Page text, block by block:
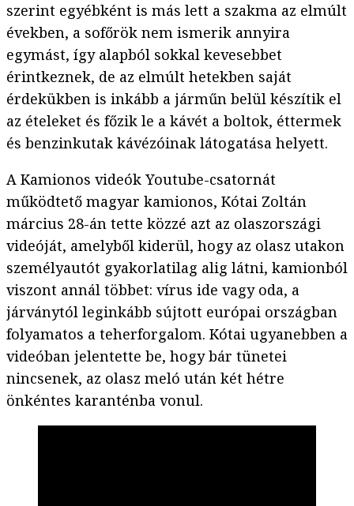
szerint egyébként is más lett a szakma az elmúlt
években, a sofőrök nem ismerik annyira
egymást, így alapból sokkal kevesebbet
érintkeznek, de az elmúlt hetekben saját
érdekükben is inkább a járműn belül készítik el
az ételeket és főzik le a kávét a boltok, éttermek
és benzinkutak kávézóinak látogatása helyett.
A Kamionos videók Youtube-csatornát
működtető magyar kamionos, Kótai Zoltán
március 28-án tette közzé azt az olaszországi
videóját, amelyből kiderül, hogy az olasz utakon
személyautót gyakorlatilag alig látni, kamionból
viszont annál többet: vírus ide vagy oda, a
járványtól leginkább sújtott európai országban
folyamatos a teherforgalom. Kótai ugyanebben a
videóban jelentette be, hogy bár tünetei
nincsenek, az olasz meló után két hétre
önkéntes karanténba vonul.